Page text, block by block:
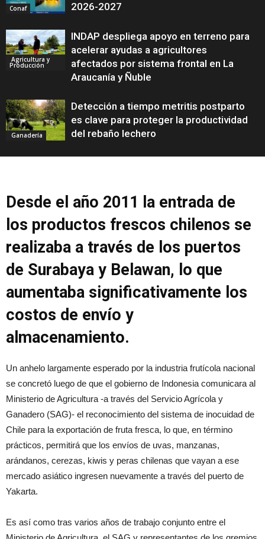
Conaf
2026-2027
Agricultura y
Producción
INDAP despliega apoyo en terreno para
acelerar ayudas a agricultores
afectados por sistema frontal en La
Araucanía y Ñuble
Ganadería
Detección a tiempo metritis postparto
es clave para proteger la productividad
del rebaño lechero
Desde el año 2011 la entrada de
los productos frescos chilenos se
realizaba a través de los puertos
de Surabaya y Belawan, lo que
aumentaba significativamente los
costos de envío y
almacenamiento.
Un anhelo largamente esperado por la industria frutícola nacional
se concretó luego de que el gobierno de Indonesia comunicara al
Ministerio de Agricultura -a través del Servicio Agrícola y
Ganadero (SAG)- el reconocimiento del sistema de inocuidad de
Chile para la exportación de fruta fresca, lo que, en término
prácticos, permitirá que los envíos de uvas, manzanas,
arándanos, cerezas, kiwis y peras chilenas que vayan a ese
mercado asiático ingresen nuevamente a través del puerto de
Yakarta.
Es así como tras varios años de trabajo conjunto entre el